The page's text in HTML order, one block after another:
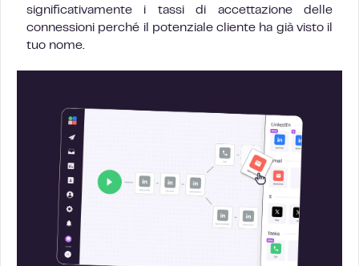
significativamente i tassi di accettazione delle
connessioni perché il potenziale cliente ha già visto il
tuo nome.